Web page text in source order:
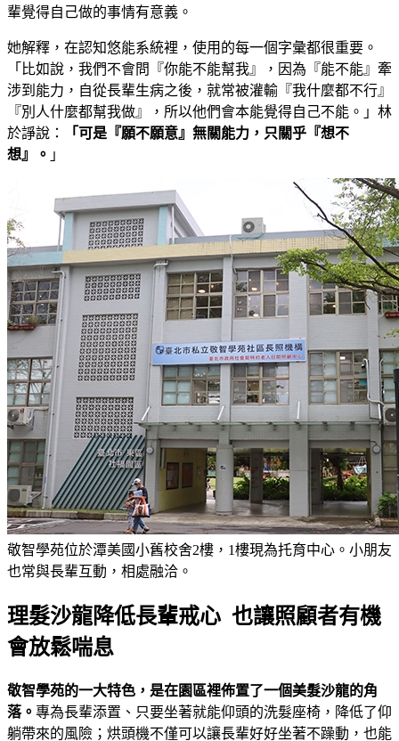
輩覺得自己做的事情有意義。
她解釋，在認知悠能系統裡，使用的每一個字彙都很重要。
「比如說，我們不會問『你能不能幫我』，因為『能不能』牽
涉到能力，自從長輩生病之後，就常被灌輸『我什麼都不行』
『別人什麼都幫我做』，所以他們會本能覺得自己不能。」林
於諍說：
「可是『願不願意』無關能力，只關乎『想不
想』。 」
敬智學苑位於潭美國小舊校舍2樓，1樓現為托育中心。小朋友
也常與長輩互動，相處融洽。
理髮沙龍降低長輩戒心 也讓照顧者有機
會放鬆喘息
敬智學苑的一大特色，是在園區裡佈置了一個美髮沙龍的角
落。 專為長輩添置、只要坐著就能仰頭的洗髮座椅，降低了仰
躺帶來的風險；烘頭機不僅可以讓長輩好好坐著不躁動，也能